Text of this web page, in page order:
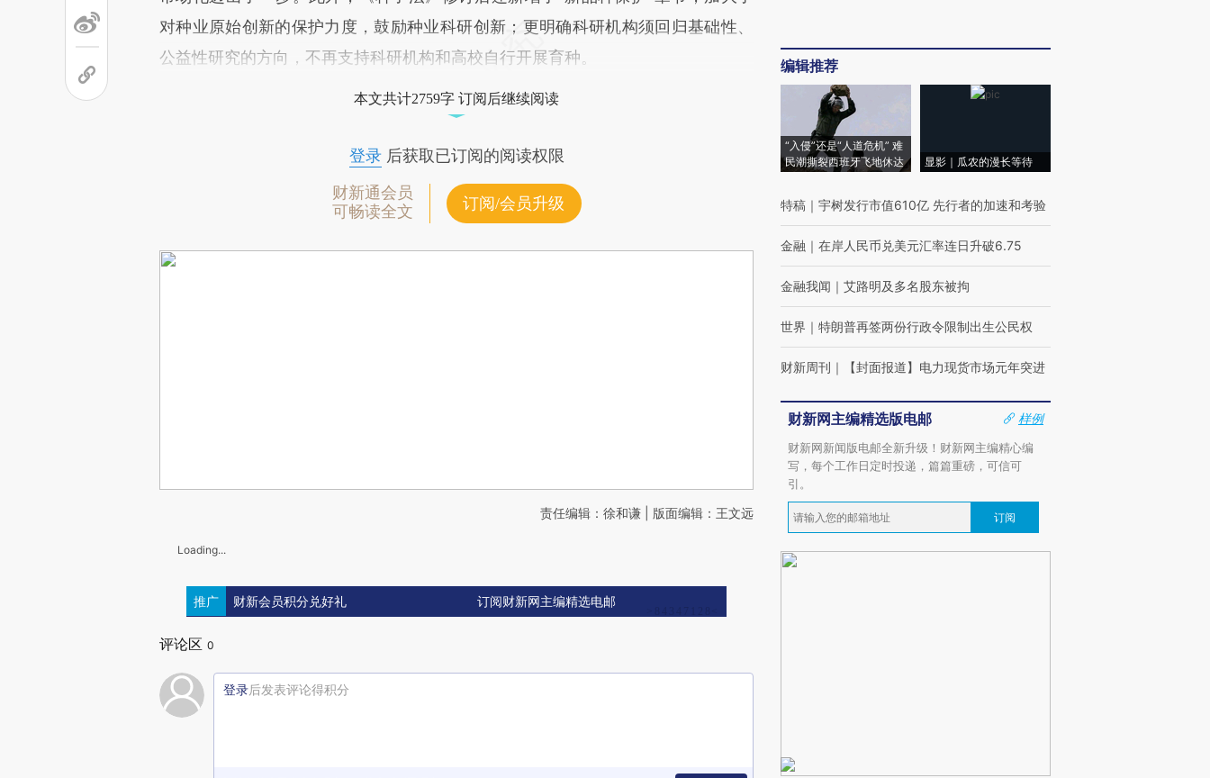
对种业原始创新的保护力度，鼓励种业科研创新；更明确科研机构须回归基础性、
公益性研究的方向，不再支持科研机构和高校自行开展育种。
本文共计2759字 订阅后继续阅读
登录后获取已订阅的阅读权限
财新通会员
可畅读全文
订阅/会员升级
责任编辑：徐和谦 | 版面编辑：王文远
Loading...
推广 财新会员积分兑好礼 订阅财新网主编精选电邮
评论区 0
登录后发表评论得积分
编辑推荐
“入侵”还是“人道危机” 难
民潮撕裂西班牙飞地休达
显影｜瓜农的漫长等待
特稿 ｜ 宇树发行市值610亿 先行者的加速和考验
金融 ｜ 在岸人民币兑美元汇率连日升破6.75
金融我闻 ｜ 艾路明及多名股东被拘
世界 ｜ 特朗普再签两份行政令限制出生公民权
财新周刊 ｜ 【封面报道】电力现货市场元年突进
财新网主编精选版电邮
样例
财新网新闻版电邮全新升级！财新网主编精心编
写，每个工作日定时投递，篇篇重磅，可信可
引。
订阅